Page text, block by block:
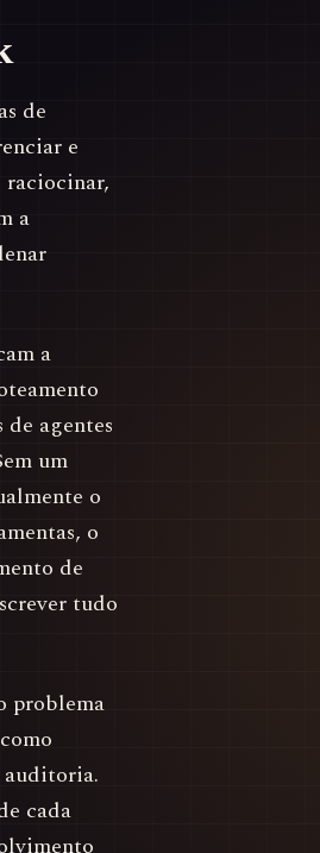
de
e
raciocinar,
a
a
agentes
um
o
o
de
tudo
problema
auditoria.
cada